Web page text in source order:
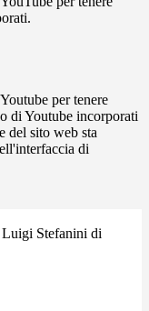
per tenere
di Youtube incorporati
del sito web sta
di
Stefanini di